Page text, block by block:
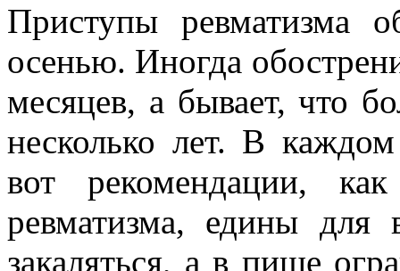
Приступы ревматизма
осенью. Иногда
месяцев, а бывает, что
несколько лет. В
вот рекомендации,
ревматизма, едины для
закаляться, а в пище